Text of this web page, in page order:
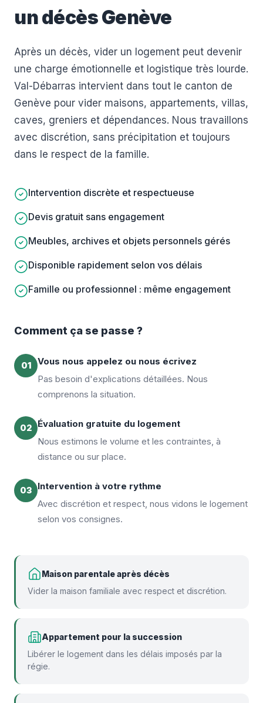
un décès Genève
Après un décès, vider un logement peut devenir
une charge émotionnelle et logistique très lourde.
Val-Débarras intervient dans tout le canton de
Genève pour vider maisons, appartements, villas,
caves, greniers et dépendances. Nous travaillons
avec discrétion, sans précipitation et toujours
dans le respect de la famille.
Intervention discrète et respectueuse
Devis gratuit sans engagement
Meubles, archives et objets personnels gérés
Disponible rapidement selon vos délais
Famille ou professionnel : même engagement
Comment ça se passe ?
01
Vous nous appelez ou nous écrivez
Pas besoin d'explications détaillées. Nous
comprenons la situation.
02
Évaluation gratuite du logement
Nous estimons le volume et les contraintes, à
distance ou sur place.
03
Intervention à votre rythme
Avec discrétion et respect, nous vidons le logement
selon vos consignes.
Maison parentale après décès
Vider la maison familiale avec respect et discrétion.
Appartement pour la succession
Libérer le logement dans les délais imposés par la
régie.